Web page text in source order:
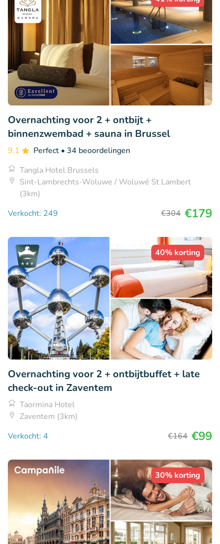
Overnachting voor 2 + ontbijt +
binnenzwembad + sauna in Brussel
9.1 Perfect • 34 beoordelingen
Tangla Hotel Brussels
Sint-Lambrechts-Woluwe / Woluwé St Lambert
(3km)
Verkocht: 249
€304 €179
40% korting
Overnachting voor 2 + ontbijtbuffet + late
check-out in Zaventem
Taormina Hotel
Zaventem (3km)
Verkocht: 4
€164 €99
30% korting